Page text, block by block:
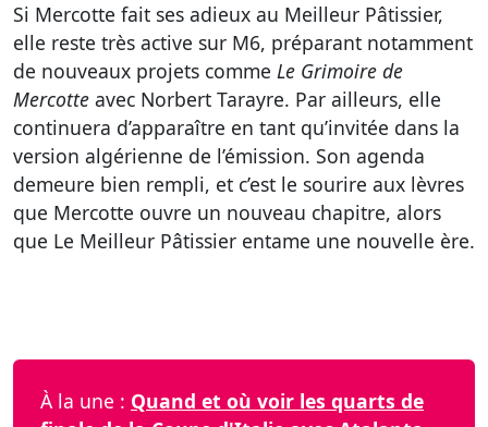
Si Mercotte fait ses adieux au Meilleur Pâtissier,
elle reste très active sur M6, préparant notamment
de nouveaux projets comme Le Grimoire de
Mercotte avec Norbert Tarayre. Par ailleurs, elle
continuera d’apparaître en tant qu’invitée dans la
version algérienne de l’émission. Son agenda
demeure bien rempli, et c’est le sourire aux lèvres
que Mercotte ouvre un nouveau chapitre, alors
que Le Meilleur Pâtissier entame une nouvelle ère.
À la une : Quand et où voir les quarts de